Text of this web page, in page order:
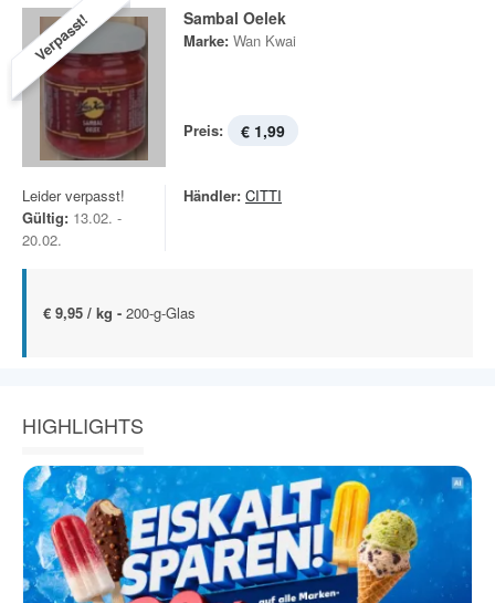
Verpasst! Sambal Oelek
Marke: Wan Kwai
Preis: € 1,99
Leider verpasst!
Gültig: 13.02. -
20.02.
Händler: CITTI
€ 9,95 / kg - 200-g-Glas
HIGHLIGHTS